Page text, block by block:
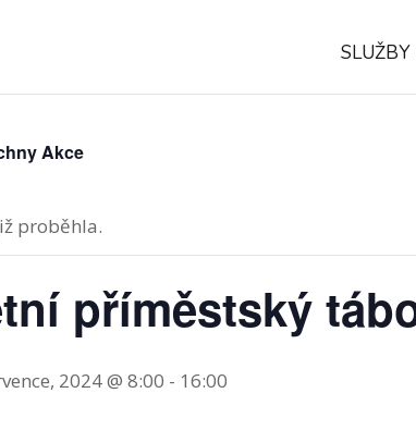
SLUŽBY
Akce
proběhla.
příměstský
2024 @ 8:00 - 16:00